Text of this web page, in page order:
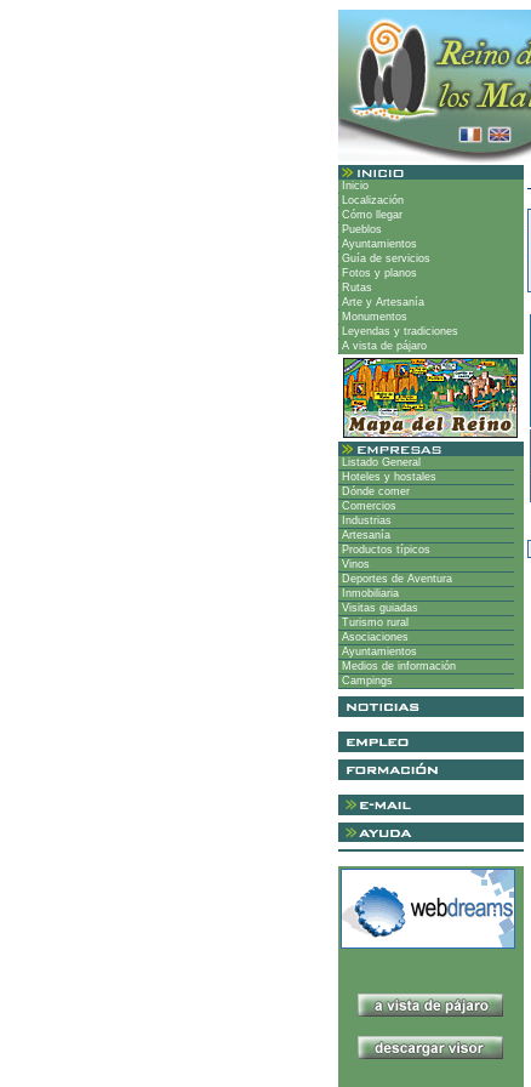
Inicio
Localización
Cómo llegar
Pueblos
Ayuntamientos
Guía de servicios
Fotos y planos
Rutas
Arte y Artesanía
Monumentos
Leyendas y tradiciones
A vista de pájaro
Listado General
Hoteles y hostales
Dónde comer
Comercios
Industrias
Artesanía
Productos típicos
Vinos
Deportes de Aventura
Inmobiliaria
Visitas guiadas
Turismo rural
Asociaciones
Ayuntamientos
Medios de información
Campings